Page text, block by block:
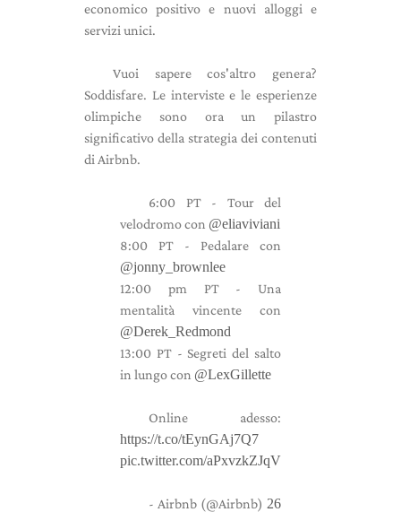
economico positivo e nuovi alloggi e
servizi unici.
Vuoi sapere cos'altro genera?
Soddisfare. Le interviste e le esperienze
olimpiche sono ora un pilastro
significativo della strategia dei contenuti
di Airbnb.
6:00 PT - Tour del
velodromo con @eliaviviani
8:00 PT - Pedalare con
@jonny_brownlee
12:00 pm PT - Una
mentalità vincente con
@Derek_Redmond
13:00 PT - Segreti del salto
in lungo con @LexGillette
Online adesso:
https://t.co/tEynGAj7Q7
pic.twitter.com/aPxvzkZJqV
- Airbnb (@Airbnb) 26